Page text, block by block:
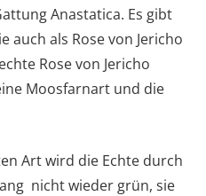
Anastatica. Es gibt
auch als Rose von Jericho
Rose von Jericho
Moosfarnart und die
Art wird die Echte durch
nicht wieder grün, sie